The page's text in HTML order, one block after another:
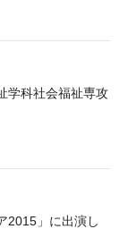
学科社会福祉専攻
2015」に出演し